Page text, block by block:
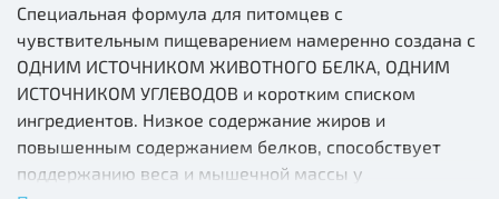
Специальная формула для питомцев с
чувствительным пищеварением намеренно создана с
ОДНИМ ИСТОЧНИКОМ ЖИВОТНОГО БЕЛКА, ОДНИМ
ИСТОЧНИКОМ УГЛЕВОДОВ и коротким списком
ингредиентов. Низкое содержание жиров и
повышенным содержанием белков, способствует
поддержанию веса и мышечной массы у